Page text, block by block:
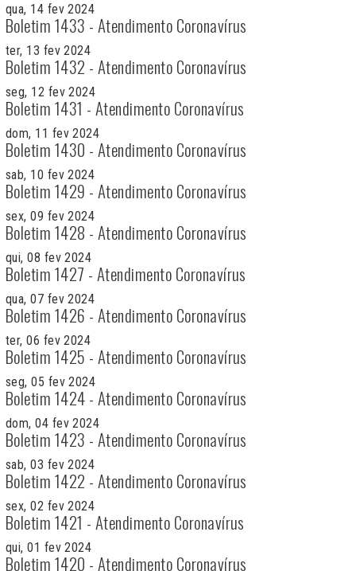
qua, 14 fev 2024
Boletim 1433 - Atendimento Coronavírus
ter, 13 fev 2024
Boletim 1432 - Atendimento Coronavírus
seg, 12 fev 2024
Boletim 1431 - Atendimento Coronavírus
dom, 11 fev 2024
Boletim 1430 - Atendimento Coronavírus
sab, 10 fev 2024
Boletim 1429 - Atendimento Coronavírus
sex, 09 fev 2024
Boletim 1428 - Atendimento Coronavírus
qui, 08 fev 2024
Boletim 1427 - Atendimento Coronavírus
qua, 07 fev 2024
Boletim 1426 - Atendimento Coronavírus
ter, 06 fev 2024
Boletim 1425 - Atendimento Coronavírus
seg, 05 fev 2024
Boletim 1424 - Atendimento Coronavírus
dom, 04 fev 2024
Boletim 1423 - Atendimento Coronavírus
sab, 03 fev 2024
Boletim 1422 - Atendimento Coronavírus
sex, 02 fev 2024
Boletim 1421 - Atendimento Coronavírus
qui, 01 fev 2024
Boletim 1420 - Atendimento Coronavírus